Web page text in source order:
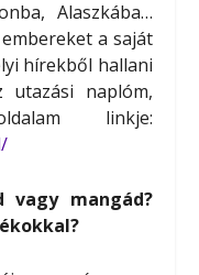
Alaszkába…
a saját
hírekből hallani
naplóm,
linkje:
vagy mangád?